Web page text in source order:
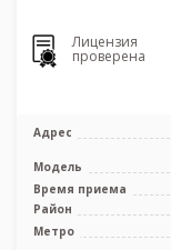
Лицензия
проверена
Адрес
Модель
Время приема
Район
Метро